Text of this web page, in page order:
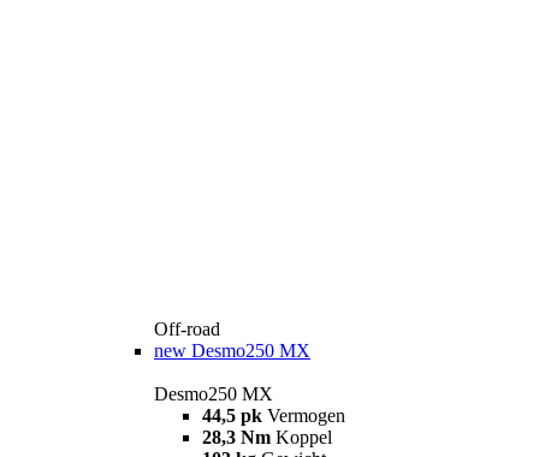
Off-road
new Desmo250 MX
Desmo250 MX
44,5 pk Vermogen
28,3 Nm Koppel